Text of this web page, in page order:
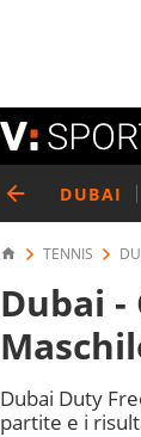
DUBAI
TENNIS
Dubai
Dubai Duty
partite e i